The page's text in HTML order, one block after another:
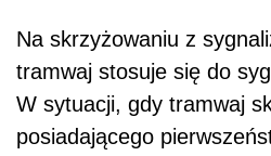
Na skrzyżowaniu z
tramwaj stosuje się do
W sytuacji, gdy tramwaj
posiadającego